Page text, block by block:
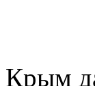
Крым